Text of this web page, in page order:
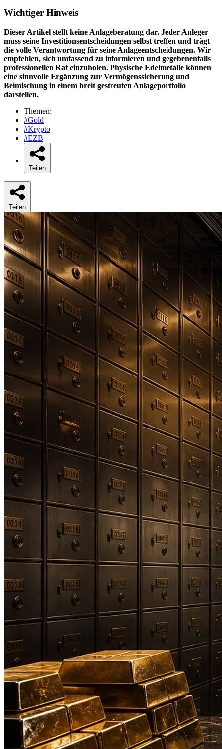
Wichtiger Hinweis
Dieser Artikel stellt keine Anlageberatung dar. Jeder Anleger
muss seine Investitionsentscheidungen selbst treffen und trägt
die volle Verantwortung für seine Anlageentscheidungen. Wir
empfehlen, sich umfassend zu informieren und gegebenenfalls
professionellen Rat einzuholen. Physische Edelmetalle können
eine sinnvolle Ergänzung zur Vermögenssicherung und
Beimischung in einem breit gestreuten Anlageportfolio
darstellen.
Themen:
#Gold
#Krypto
#EZB
Teilen
Teilen